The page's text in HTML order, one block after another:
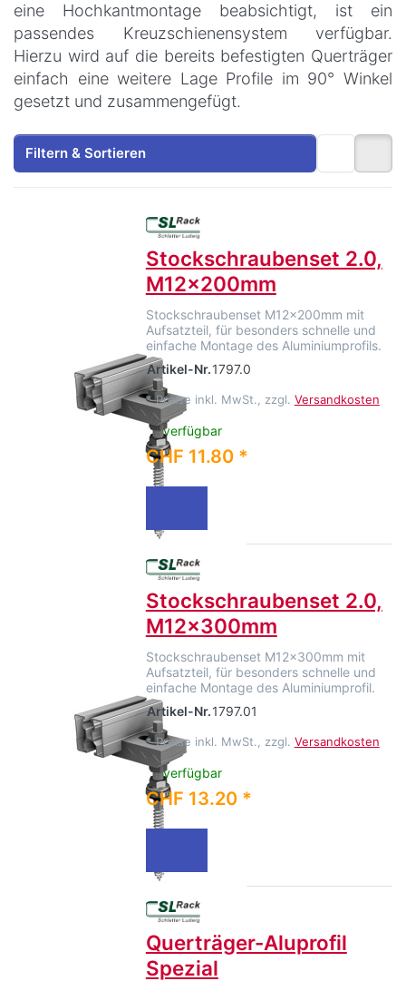
eine Hochkantmontage beabsichtigt, ist ein
passendes Kreuzschienensystem verfügbar.
Hierzu wird auf die bereits befestigten Querträger
einfach eine weitere Lage Profile im 90° Winkel
gesetzt und zusammengefügt.
Filtern & Sortieren
Stockschraubenset 2.0,
M12x200mm
Stockschraubenset M12x200mm mit
Aufsatzteil, für besonders schnelle und
einfache Montage des Aluminiumprofils.
Artikel-Nr.1797.0
* Preise inkl. MwSt., zzgl. Versandkosten
verfügbar
CHF 11.80 *
Stockschraubenset 2.0,
M12x300mm
Stockschraubenset M12x300mm mit
Aufsatzteil, für besonders schnelle und
einfache Montage des Aluminiumprofil.
Artikel-Nr.1797.01
* Preise inkl. MwSt., zzgl. Versandkosten
verfügbar
CHF 13.20 *
Querträger-Aluprofil
Spezial